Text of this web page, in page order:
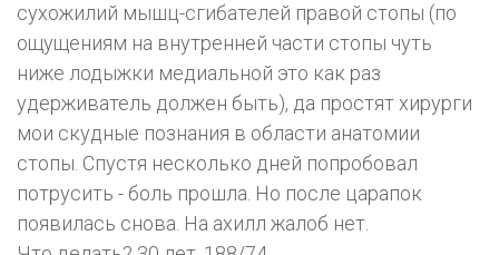
сухожилий мышц-сгибателей правой стопы (по
ощущениям на внутренней части стопы чуть
ниже лодыжки медиальной это как раз
удерживатель должен быть), да простят хирурги
мои скудные познания в области анатомии
стопы. Спустя несколько дней попробовал
потрусить - боль прошла. Но после царапок
появилась снова. На ахилл жалоб нет.